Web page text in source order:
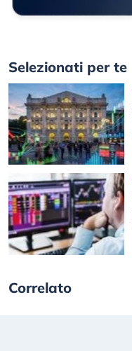
Selezionati per te
Correlato